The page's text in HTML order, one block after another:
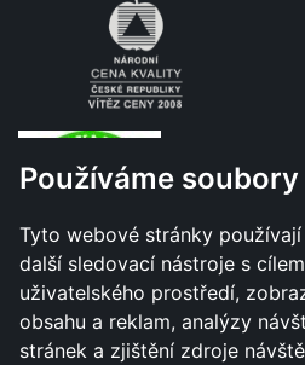
Používáme
Tyto webové stránky
další sledovací nástroje s
uživatelského prostředí,
obsahu a reklam, analýzy
stránek a zjištění zdroje